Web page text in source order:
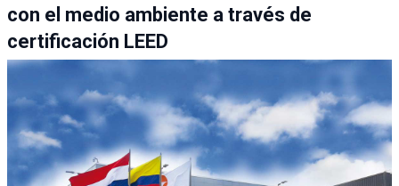
con el medio ambiente a través de
certificación LEED